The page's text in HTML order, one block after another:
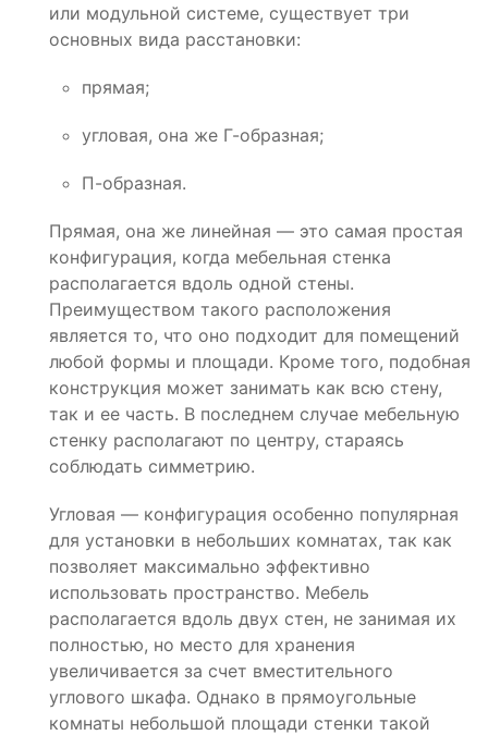
или модульной системе, существует три
основных вида расстановки:
прямая;
угловая, она же Г-образная;
П-образная.
Прямая, она же линейная — это самая простая
конфигурация, когда мебельная стенка
располагается вдоль одной стены.
Преимуществом такого расположения
является то, что оно подходит для помещений
любой формы и площади. Кроме того, подобная
конструкция может занимать как всю стену,
так и ее часть. В последнем случае мебельную
стенку располагают по центру, стараясь
соблюдать симметрию.
Угловая — конфигурация особенно популярная
для установки в небольших комнатах, так как
позволяет максимально эффективно
использовать пространство. Мебель
располагается вдоль двух стен, не занимая их
полностью, но место для хранения
увеличивается за счет вместительного
углового шкафа. Однако в прямоугольные
комнаты небольшой площади стенки такой